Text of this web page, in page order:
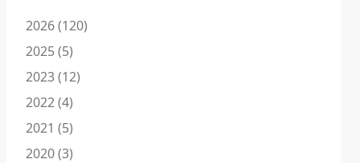
2026 (120)
2025 (5)
2023 (12)
2022 (4)
2021 (5)
2020 (3)